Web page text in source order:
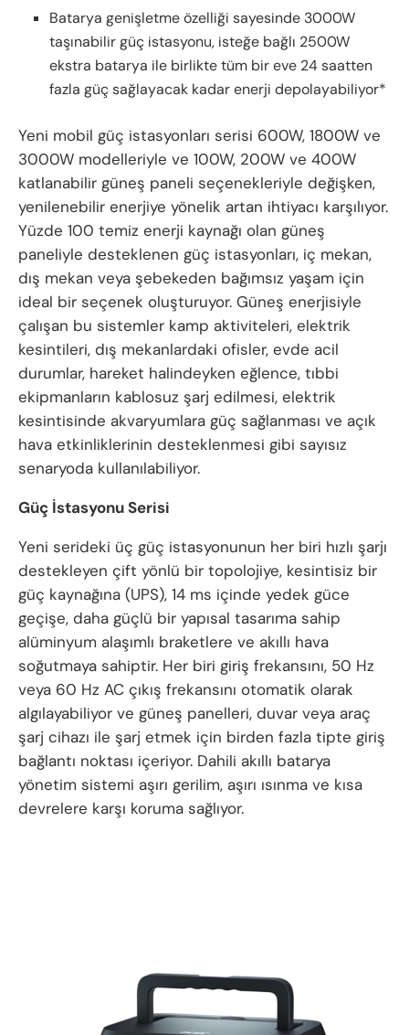
Batarya genişletme özelliği sayesinde 3000W
taşınabilir güç istasyonu, isteğe bağlı 2500W
ekstra batarya ile birlikte tüm bir eve 24 saatten
fazla güç sağlayacak kadar enerji depolayabiliyor*
Yeni mobil güç istasyonları serisi 600W, 1800W ve
3000W modelleriyle ve 100W, 200W ve 400W
katlanabilir güneş paneli seçenekleriyle değişken,
yenilenebilir enerjiye yönelik artan ihtiyacı karşılıyor.
Yüzde 100 temiz enerji kaynağı olan güneş
paneliyle desteklenen güç istasyonları, iç mekan,
dış mekan veya şebekeden bağımsız yaşam için
ideal bir seçenek oluşturuyor. Güneş enerjisiyle
çalışan bu sistemler kamp aktiviteleri, elektrik
kesintileri, dış mekanlardaki ofisler, evde acil
durumlar, hareket halindeyken eğlence, tıbbi
ekipmanların kablosuz şarj edilmesi, elektrik
kesintisinde akvaryumlara güç sağlanması ve açık
hava etkinliklerinin desteklenmesi gibi sayısız
senaryoda kullanılabiliyor.
Güç İstasyonu Serisi
Yeni serideki üç güç istasyonunun her biri hızlı şarjı
destekleyen çift yönlü bir topolojiye, kesintisiz bir
güç kaynağına (UPS), 14 ms içinde yedek güce
geçişe, daha güçlü bir yapısal tasarıma sahip
alüminyum alaşımlı braketlere ve akıllı hava
soğutmaya sahiptir. Her biri giriş frekansını, 50 Hz
veya 60 Hz AC çıkış frekansını otomatik olarak
algılayabiliyor ve güneş panelleri, duvar veya araç
şarj cihazı ile şarj etmek için birden fazla tipte giriş
bağlantı noktası içeriyor. Dahili akıllı batarya
yönetim sistemi aşırı gerilim, aşırı ısınma ve kısa
devrelere karşı koruma sağlıyor.